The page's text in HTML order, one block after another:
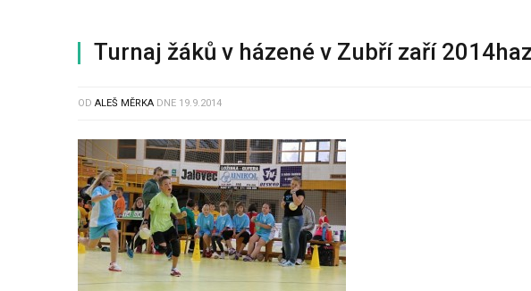
Turnaj žáků v házené v Zubří zaří
OD ALEŠ MĚRKA DNE 19.9.2014